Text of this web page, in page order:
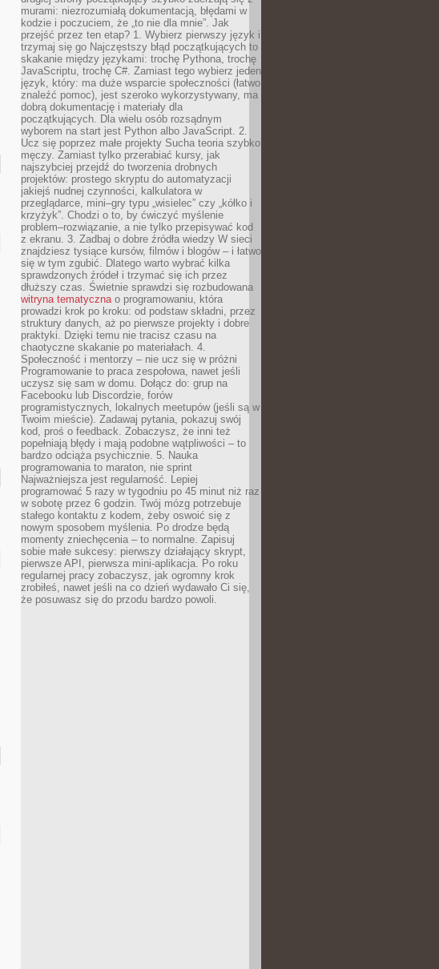
murami: niezrozumiałą dokumentacją, błędami w
kodzie i poczuciem, że „to nie dla mnie”. Jak
przejść przez ten etap? 1. Wybierz pierwszy język i
trzymaj się go Najczęstszy błąd początkujących to
skakanie między językami: trochę Pythona, trochę
JavaScriptu, trochę C#. Zamiast tego wybierz jeden
język, który: ma duże wsparcie społeczności (łatwo
znaleźć pomoc), jest szeroko wykorzystywany, ma
dobrą dokumentację i materiały dla
początkujących. Dla wielu osób rozsądnym
wyborem na start jest Python albo JavaScript. 2.
Ucz się poprzez małe projekty Sucha teoria szybko
męczy. Zamiast tylko przerabiać kursy, jak
najszybciej przejdź do tworzenia drobnych
projektów: prostego skryptu do automatyzacji
jakiejś nudnej czynności, kalkulatora w
przeglądarce, mini–gry typu „wisielec” czy „kółko i
krzyżyk”. Chodzi o to, by ćwiczyć myślenie
problem–rozwiązanie, a nie tylko przepisywać kod
z ekranu. 3. Zadbaj o dobre źródła wiedzy W sieci
znajdziesz tysiące kursów, filmów i blogów – i łatwo
się w tym zgubić. Dlatego warto wybrać kilka
sprawdzonych źródeł i trzymać się ich przez
dłuższy czas. Świetnie sprawdzi się rozbudowana
witryna tematycznao programowaniu, która
prowadzi krok po kroku: od podstaw składni, przez
struktury danych, aż po pierwsze projekty i dobre
praktyki. Dzięki temu nie tracisz czasu na
chaotyczne skakanie po materiałach. 4.
Społeczność i mentorzy – nie ucz się w próżni
Programowanie to praca zespołowa, nawet jeśli
uczysz się sam w domu. Dołącz do: grup na
Facebooku lub Discordzie, forów
programistycznych, lokalnych meetupów (jeśli są w
Twoim mieście). Zadawaj pytania, pokazuj swój
kod, proś o feedback. Zobaczysz, że inni też
popełniają błędy i mają podobne wątpliwości – to
bardzo odciąża psychicznie. 5. Nauka
programowania to maraton, nie sprint
Najważniejsza jest regularność. Lepiej
programować 5 razy w tygodniu po 45 minut niż raz
w sobotę przez 6 godzin. Twój mózg potrzebuje
stałego kontaktu z kodem, żeby oswoić się z
nowym sposobem myślenia. Po drodze będą
momenty zniechęcenia – to normalne. Zapisuj
sobie małe sukcesy: pierwszy działający skrypt,
pierwsze API, pierwsza mini-aplikacja. Po roku
regularnej pracy zobaczysz, jak ogromny krok
zrobiłeś, nawet jeśli na co dzień wydawało Ci się,
że posuwasz się do przodu bardzo powoli.